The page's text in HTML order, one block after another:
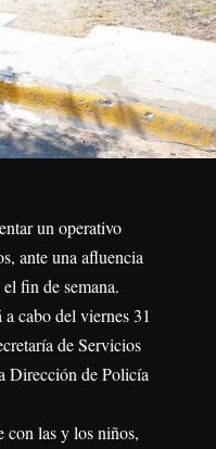
un operativo
ante una afluencia
fin de semana.
cabo del viernes 31
de Servicios
Dirección de Policía
con las y los niños,